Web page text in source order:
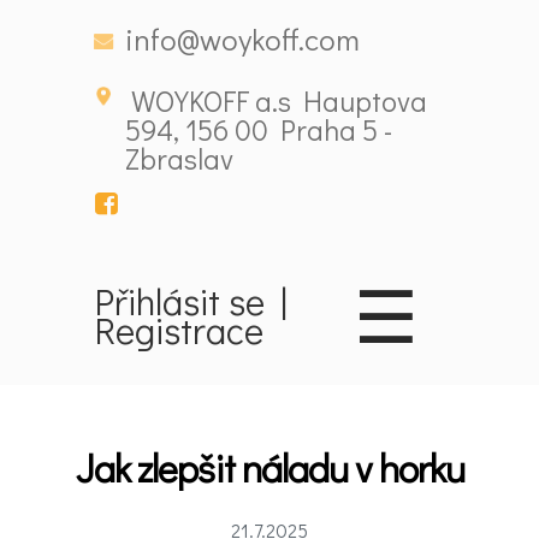
info@woykoff.com
WOYKOFF a.s Hauptova
594, 156 00 Praha 5 -
Zbraslav
Přihlásit se |
Registrace
Látky
☰
Jak zlepšit náladu v horku
21.7.2025